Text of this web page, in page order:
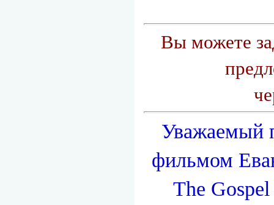
Вы можете
Уважаемый
фильмом
The